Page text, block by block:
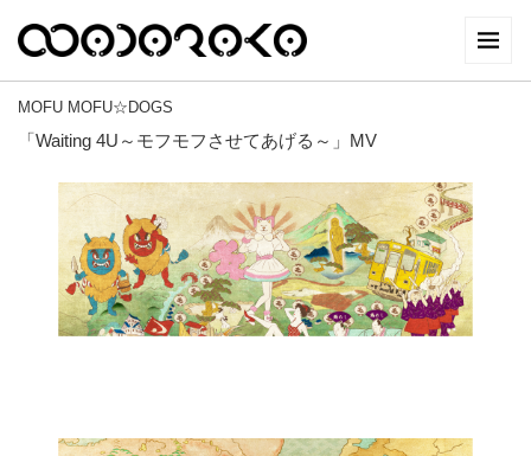
MOFU MOFU☆DOGS
「Waiting 4U～モフモフさせてあげる～」MV